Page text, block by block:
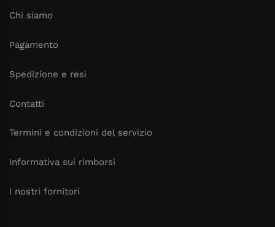
Chi siamo
Pagamento
Spedizione e resi
Contatti
Termini e condizioni del servizio
Informativa sui rimborsi
I nostri fornitori